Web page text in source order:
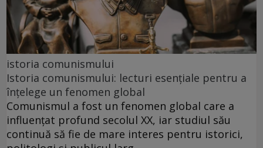
istoria comunismului
Istoria comunismului: lecturi esențiale pentru a
înțelege un fenomen global
Comunismul a fost un fenomen global care a
influențat profund secolul XX, iar studiul său
continuă să fie de mare interes pentru istorici,